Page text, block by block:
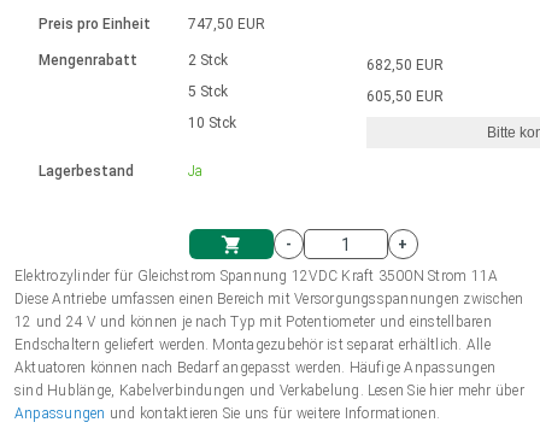
Einheitssystem
Einkaufswagen
Hubmagnete
230 - 50 Hz | 110 - 60 Hz
Drehzahlregelung für die AIS-Serie
Bürstenlose Gleichstrommotoren
mit Planetengetriebe und internem
Ø 28-42| 1-1400 rpm | <= 290Ncm
Bürstenlose DC Motor Controller
Gleichstrommotoren mit
Schneckengetriebe und Bürsten
Ø43-124mm | 31-425rpm | ≤ 41Nm
Treiber für Gleichstrommotoren mit
Synchron-Asynchron | für 1-4 Elektrozylinder
Synchron-Asynchron | für 1-4 Elektrozylinder
Français (EUR)
Polski (EUR)
Norsk (NOK)
Suomi (EUR)
Preis pro Einheit
Mengenrabatt
Lagerbestand
747,50 EUR
2 Stck
5 Stck
10 Stck
Ja
682,50 EUR
605,50 EUR
Bitte
-
+
Elektrozylinder für Gleichstrom Spannung 12VDC Kraft 3500N Strom 11A
Diese Antriebe umfassen einen Bereich mit Versorgungsspannungen zwischen
12 und 24 V und können je nach Typ mit Potentiometer und einstellbaren
Endschaltern geliefert werden. Montagezubehör ist separat erhältlich. Alle
Aktuatoren können nach Bedarf angepasst werden. Häufige Anpassungen
sind Hublänge, Kabelverbindungen und Verkabelung. Lesen Sie hier mehr über
Anpassungen und kontaktieren Sie uns für weitere Informationen.